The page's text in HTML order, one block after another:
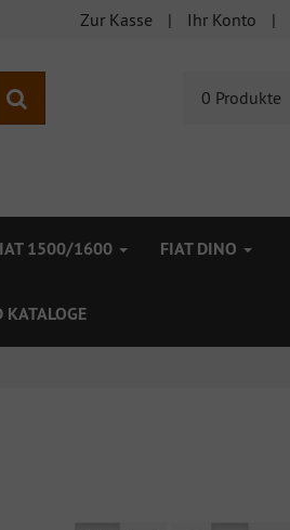
Zur Kasse Ihr Konto
0 Produkte
1500/1600 FIAT DINO
KATALOGE